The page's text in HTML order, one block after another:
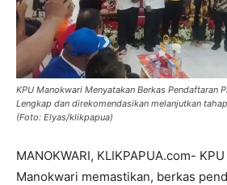
KPU Manokwari Menyatakan Berkas Pendaftaran
Lengkap dan direkomendasikan melanjutkan
(Foto: Elyas/klikpapua)
MANOKWARI, KLIKPAPUA.com-
Manokwari memastikan, berkas